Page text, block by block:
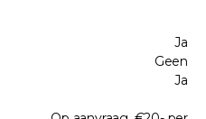
Ja
Geen
Ja